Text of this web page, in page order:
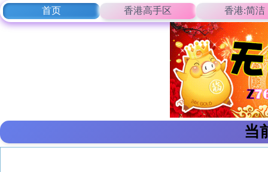
首页 香港高手区 香港:简洁
当